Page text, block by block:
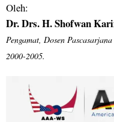
Oleh:
Dr. Drs. H. Shofwan
Pengamat, Dosen
2000-2005.